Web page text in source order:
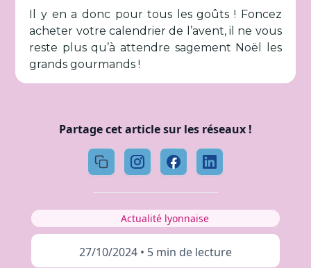
Il y en a donc pour tous les goûts ! Foncez
acheter votre calendrier de l’avent, il ne vous
reste plus qu’à attendre sagement Noël les
grands gourmands !
Partage cet article sur les réseaux !
Actualité lyonnaise
27/10/2024 • 5 min de lecture